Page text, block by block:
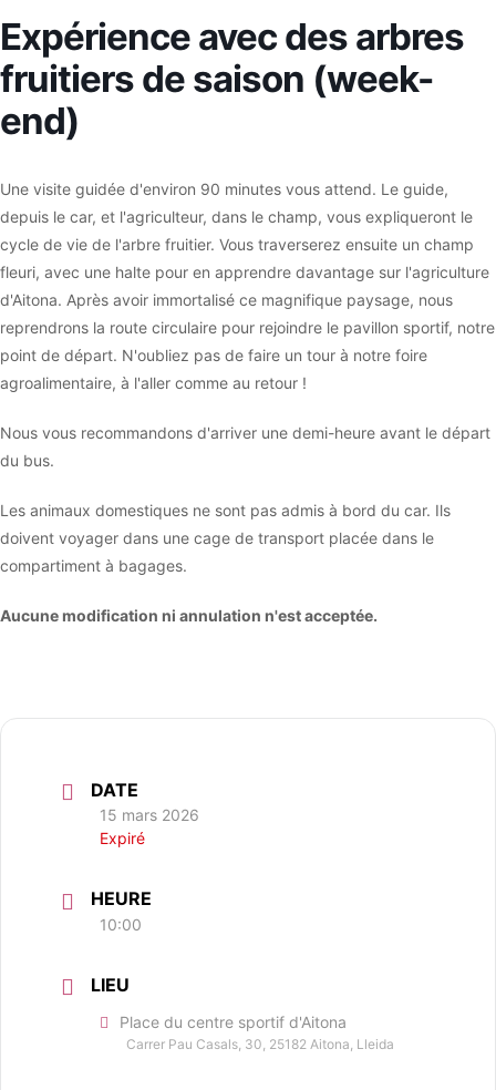
Expérience avec des arbres
fruitiers de saison (week-
end)
Une visite guidée d'environ 90 minutes vous attend. Le guide,
depuis le car, et l'agriculteur, dans le champ, vous expliqueront le
cycle de vie de l'arbre fruitier. Vous traverserez ensuite un champ
fleuri, avec une halte pour en apprendre davantage sur l'agriculture
d'Aitona. Après avoir immortalisé ce magnifique paysage, nous
reprendrons la route circulaire pour rejoindre le pavillon sportif, notre
point de départ. N'oubliez pas de faire un tour à notre foire
agroalimentaire, à l'aller comme au retour !
Nous vous recommandons d'arriver une demi-heure avant le départ
du bus.
Les animaux domestiques ne sont pas admis à bord du car. Ils
doivent voyager dans une cage de transport placée dans le
compartiment à bagages.
Aucune modification ni annulation n'est acceptée.
DATE
15 mars 2026
Expiré
HEURE
10:00
LIEU
Place du centre sportif d'Aitona
Carrer Pau Casals, 30, 25182 Aitona, Lleida